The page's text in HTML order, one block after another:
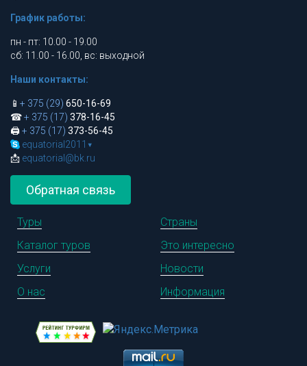
График работы:
пн - пт: 10.00 - 19.00
сб: 11.00 - 16.00, вс: выходной
Наши контакты:
📱 + 375 (29) 650-16-69
☎+ 375 (17) 378-16-45
🖨+ 375 (17) 373-56-45
equatorial2011 ▾
📩 equatorial@bk.ru
Обратная связь
Туры
Страны
Каталог туров
Это интересно
Услуги
Новости
О нас
Информация